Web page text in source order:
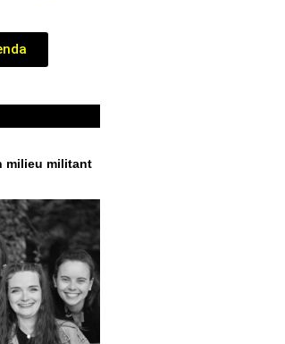
milieu militant